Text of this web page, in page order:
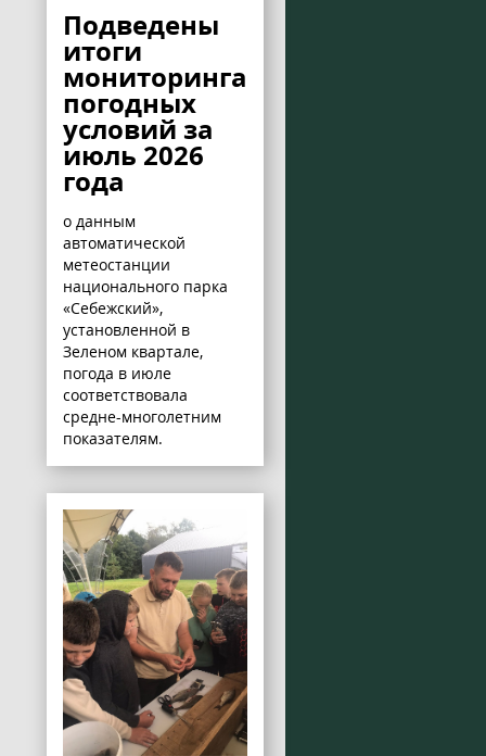
Подведены
итоги
мониторинга
погодных
условий за
июль 2026
года
о данным
автоматической
метеостанции
национального парка
«Себежский»,
установленной в
Зеленом квартале,
погода в июле
соответствовала
средне-многолетним
показателям.